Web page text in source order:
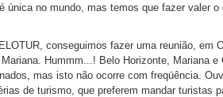
única no mundo, mas temos que fazer valer o
conseguimos fazer uma reunião, em
Hummm...! Belo Horizonte, Mariana e
mas isto não ocorre com freqüência.
de turismo, que preferem mandar turistas